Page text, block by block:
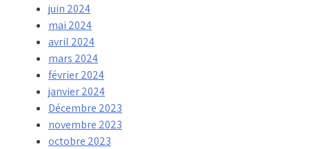
juin 2024
mai 2024
avril 2024
mars 2024
février 2024
janvier 2024
Décembre 2023
novembre 2023
octobre 2023